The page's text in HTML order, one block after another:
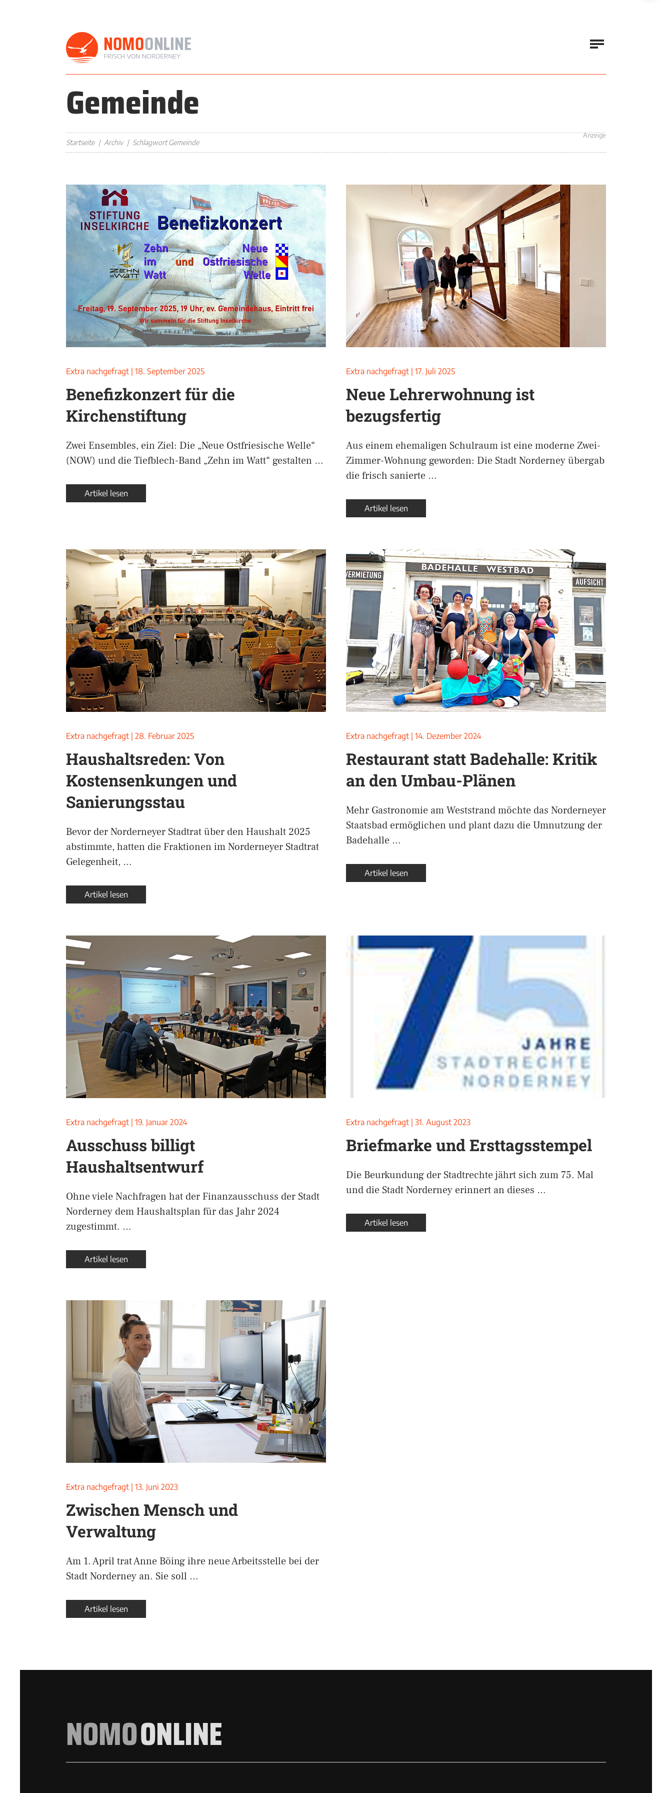
Gemeinde
Startseite Archiv Schlagwort Gemeinde
Extra nachgefragt 18. September 2025
Benefizkonzert für die
Kirchenstiftung
Zwei Ensembles, ein Ziel: Die „Neue Ostfriesische Welle“
(NOW) und die Tiefblech-Band „Zehn im Watt“ gestalten …
Artikel lesen
Extra nachgefragt 17. Juli 2025
Neue Lehrerwohnung ist
bezugsfertig
Aus einem ehemaligen Schulraum ist eine moderne Zwei-
Zimmer-Wohnung geworden: Die Stadt Norderney übergab
die frisch sanierte …
Artikel lesen
Extra nachgefragt 28. Februar 2025
Haushaltsreden: Von
Kostensenkungen und
Sanierungsstau
Bevor der Norderneyer Stadtrat über den Haushalt 2025
abstimmte, hatten die Fraktionen im Norderneyer Stadtrat
Gelegenheit, …
Artikel lesen
Extra nachgefragt 14. Dezember 2024
Restaurant statt Badehalle: Kritik
an den Umbau-Plänen
Mehr Gastronomie am Weststrand möchte das Norderneyer
Staatsbad ermöglichen und plant dazu die Umnutzung der
Badehalle …
Artikel lesen
Anzeige
Extra nachgefragt 19. Januar 2024
Ausschuss billigt
Haushaltsentwurf
Ohne viele Nachfragen hat der Finanzausschuss der Stadt
Norderney dem Haushaltsplan für das Jahr 2024
zugestimmt. …
Artikel lesen
Extra nachgefragt 31. August 2023
Briefmarke und Ersttagsstempel
Die Beurkundung der Stadtrechte jährt sich zum 75. Mal
und die Stadt Norderney erinnert an dieses …
Artikel lesen
Extra nachgefragt 13. Juni 2023
Zwischen Mensch und
Verwaltung
Am 1. April trat Anne Böing ihre neue Arbeitsstelle bei der
Stadt Norderney an. Sie soll …
Artikel lesen
NOMOONLINE